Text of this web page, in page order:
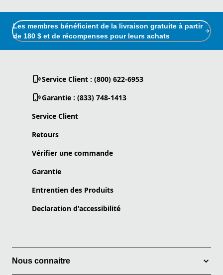
Les membres bénéficient de la livraison gratuite à partir
de 180 $ et de récompenses pour leurs achats
Service Client : (800) 622-6953
Garantie : (833) 748-1413
Service Client
Retours
Vérifier une commande
Garantie
Entrentien des Produits
Declaration d'accessibilité
Nous connaitre